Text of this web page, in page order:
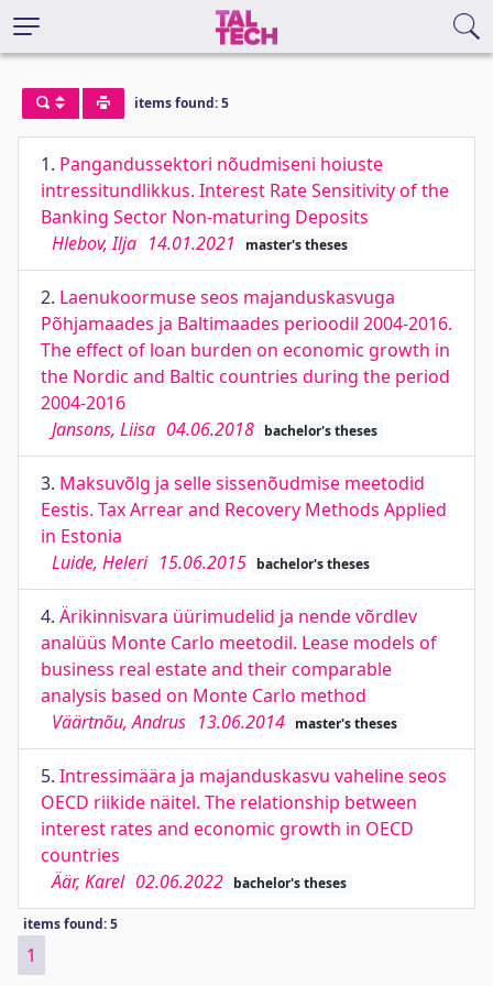
items found: 5
1. Pangandussektori nõudmiseni hoiuste
intressitundlikkus. Interest Rate Sensitivity of the
Banking Sector Non-maturing Deposits
Hlebov, Ilja 14.01.2021 master's theses
2. Laenukoormuse seos majanduskasvuga
Põhjamaades ja Baltimaades perioodil 2004-2016.
The effect of loan burden on economic growth in
the Nordic and Baltic countries during the period
2004-2016
Jansons, Liisa 04.06.2018 bachelor's theses
3. Maksuvõlg ja selle sissenõudmise meetodid
Eestis. Tax Arrear and Recovery Methods Applied
in Estonia
Luide, Heleri 15.06.2015 bachelor's theses
4. Ärikinnisvara üürimudelid ja nende võrdlev
analüüs Monte Carlo meetodil. Lease models of
business real estate and their comparable
analysis based on Monte Carlo method
Väärtnõu, Andrus 13.06.2014 master's theses
5. Intressimäära ja majanduskasvu vaheline seos
OECD riikide näitel. The relationship between
interest rates and economic growth in OECD
countries
Äär, Karel 02.06.2022 bachelor's theses
items found: 5
1